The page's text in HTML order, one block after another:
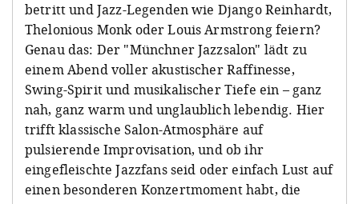
betritt und Jazz-Legenden wie Django Reinhardt,
Thelonious Monk oder Louis Armstrong feiern?
Genau das: Der "Münchner Jazzsalon" lädt zu
einem Abend voller akustischer Raffinesse,
Swing-Spirit und musikalischer Tiefe ein – ganz
nah, ganz warm und unglaublich lebendig. Hier
trifft klassische Salon-Atmosphäre auf
pulsierende Improvisation, und ob ihr
eingefleischte Jazzfans seid oder einfach Lust auf
einen besonderen Konzertmoment habt, die